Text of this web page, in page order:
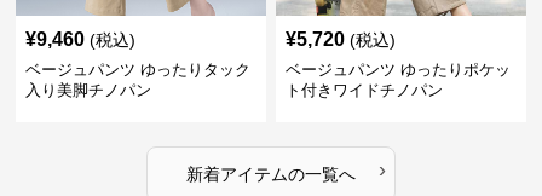
¥9,460 (税込)
ベージュパンツ ゆったりタック
入り美脚チノパン
¥5,720 (税込)
ベージュパンツ ゆったりポケッ
ト付きワイドチノパン
新着アイテムの一覧へ ›